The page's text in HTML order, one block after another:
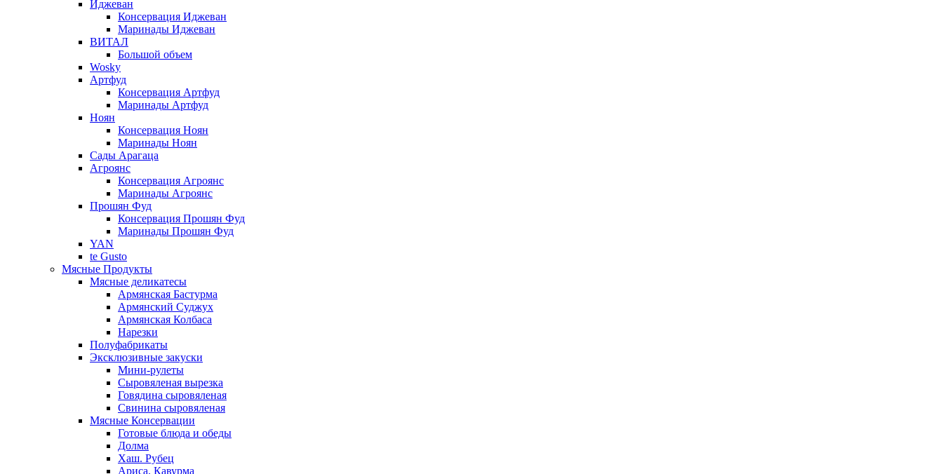
Иджеван
Консервация Иджеван
Маринады Иджеван
ВИТАЛ
Большой объем
Wosky
Артфуд
Консервация Артфуд
Маринады Артфуд
Ноян
Консервация Ноян
Маринады Ноян
Сады Арагаца
Агроянс
Консервация Агроянс
Маринады Агроянс
Прошян Фуд
Консервация Прошян Фуд
Маринады Прошян Фуд
YAN
te Gusto
Мясные Продукты
Мясные деликатесы
Армянская Бастурма
Армянский Суджух
Армянская Колбаса
Нарезки
Полуфабрикаты
Эксклюзивные закуски
Мини-рулеты
Сыровяленая вырезка
Говядина сыровяленая
Свинина сыровяленая
Мясные Консервации
Готовые блюда и обеды
Долма
Хаш. Рубец
Ариса. Кавурма